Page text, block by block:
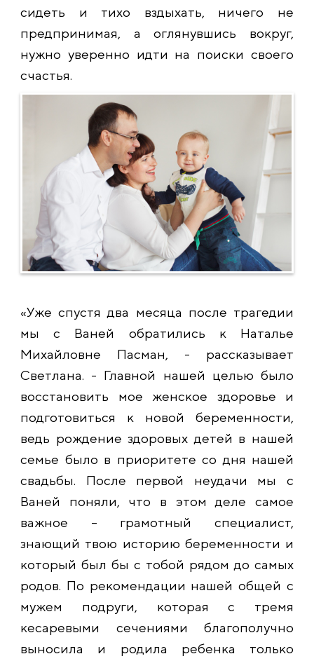
сидеть и тихо вздыхать, ничего не
предпринимая, а оглянувшись вокруг,
нужно уверенно идти на поиски своего
счастья.
«Уже спустя два месяца после трагедии
мы с Ваней обратились к Наталье
Михайловне Пасман, - рассказывает
Светлана. - Главной нашей целью было
восстановить мое женское здоровье и
подготовиться к новой беременности,
ведь рождение здоровых детей в нашей
семье было в приоритете со дня нашей
свадьбы. После первой неудачи мы с
Ваней поняли, что в этом деле самое
важное – грамотный специалист,
знающий твою историю беременности и
который был бы с тобой рядом до самых
родов. По рекомендации нашей общей с
мужем подруги, которая с тремя
кесаревыми сечениями благополучно
выносила и родила ребенка только